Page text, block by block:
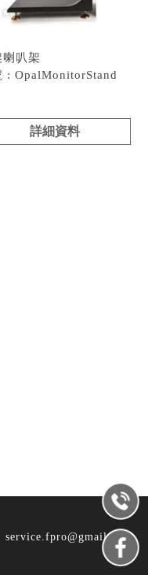
喇叭架
型號 : OpalMonitorStand
詳細資料
service.fpro@gmail.com